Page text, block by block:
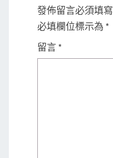
發佈留言必須填
必填欄位標示為 *
留言 *